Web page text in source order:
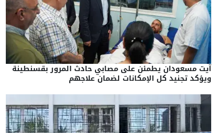
آيت مسعودان يطمئن على مصابي حادث المرور بقسنطينة
ويؤكد تجنيد كل الإمكانات لضمان علاجهم